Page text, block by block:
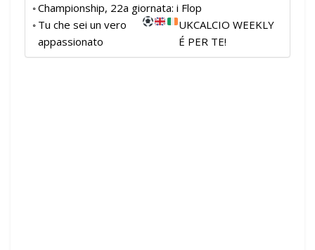
Championship, 22a giornata: i Flop
Tu che sei un vero
appassionato
UKCALCIO WEEKLY
É PER TE!